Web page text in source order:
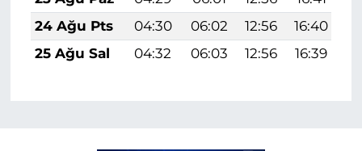
24 Ağu Pts
04:30 06:02 12:56 16:40
25 Ağu Sal
04:32 06:03 12:56 16:39